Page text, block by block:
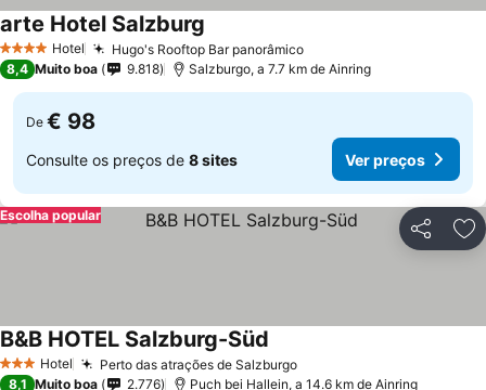
4 EstrelasHotel Hugo's Rooftop Bar panorâmico
arte Hotel Salzburg
8,4 Muito boa 9.818 Salzburgo, a 7.7 km de Ainring
De € 98
Consulte os preços de 8 sites Ver preços
Partilhar
Escolha popular
3 EstrelasHotel Perto das atrações de Salzburgo
B&B HOTEL Salzburg-Süd
8,1 Muito boa 2.776 Puch bei Hallein, a 14.6 km de Ainring